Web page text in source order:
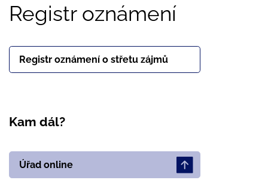
Registr oznámení
Registr oznámení o střetu zájmů
Kam dál?
Úřad online